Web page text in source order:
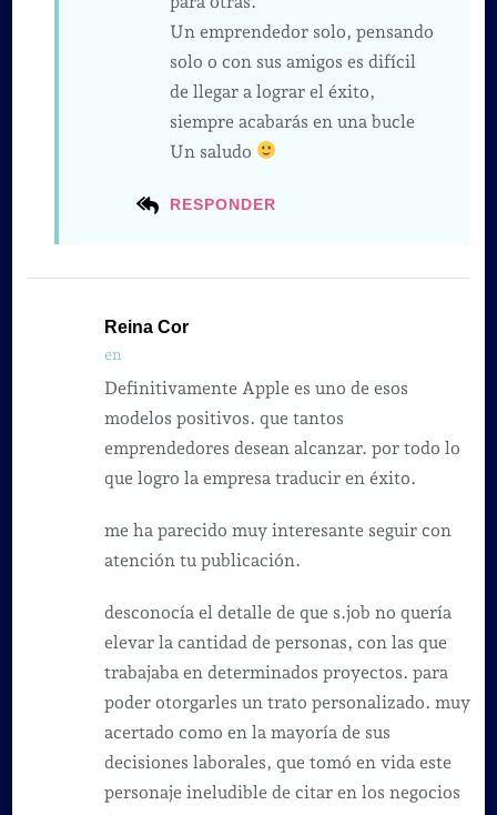
RESPONDER
Un emprendedor solo, pensando
solo o con sus amigos es difícil
de llegar a lograr el éxito,
siempre acabarás en una bucle
Un saludo
Reina Cor
en
Definitivamente Apple es uno de esos
modelos positivos. que tantos
emprendedores desean alcanzar. por todo lo
que logro la empresa traducir en éxito.
me ha parecido muy interesante seguir con
atención tu publicación.
desconocía el detalle de que s.job no quería
elevar la cantidad de personas, con las que
trabajaba en determinados proyectos. para
poder otorgarles un trato personalizado. muy
acertado como en la mayoría de sus
decisiones laborales, que tomó en vida este
personaje ineludible de citar en los negocios